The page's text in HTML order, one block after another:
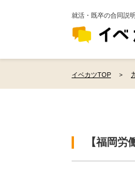
就活・既卒の合同説
イベカツTOP
【福岡